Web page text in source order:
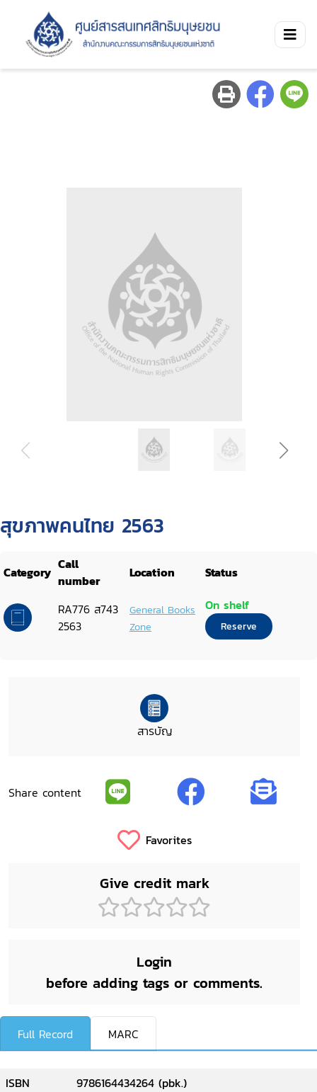
สุขภาพคนไทย 2563
Category Call
number
Location Status
RA776 ส743
2563
General Books
Zone
On shelf
Reserve
สารบัญ
Share content
Favorites
Give credit mark
Login
before adding tags or comments.
Full Record MARC
ISBN
9786164434264 (pbk.)